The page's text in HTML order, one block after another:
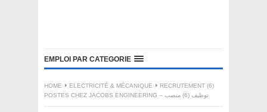
EMPLOI PAR CATEGORIE
HOME ELECTRICITÉ & MÉCANIQUE
RECRUTEMENT (6)
POSTES CHEZ JACOBS ENGINEERING – توظيف (6) منصب